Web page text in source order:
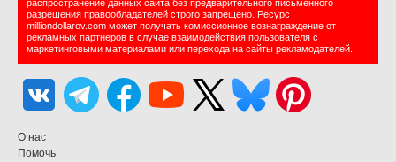
распространение данных сайта без предварительного письменного
разрешения правообладателей строго запрещено. Ресурс
milliondollarov.com может получать комиссионное вознаграждение от
рекламных партнеров в случае взаимодействия пользователя с
маркетинговыми материалами или перехода на сайты рекламодателей.
О нас
Помочь